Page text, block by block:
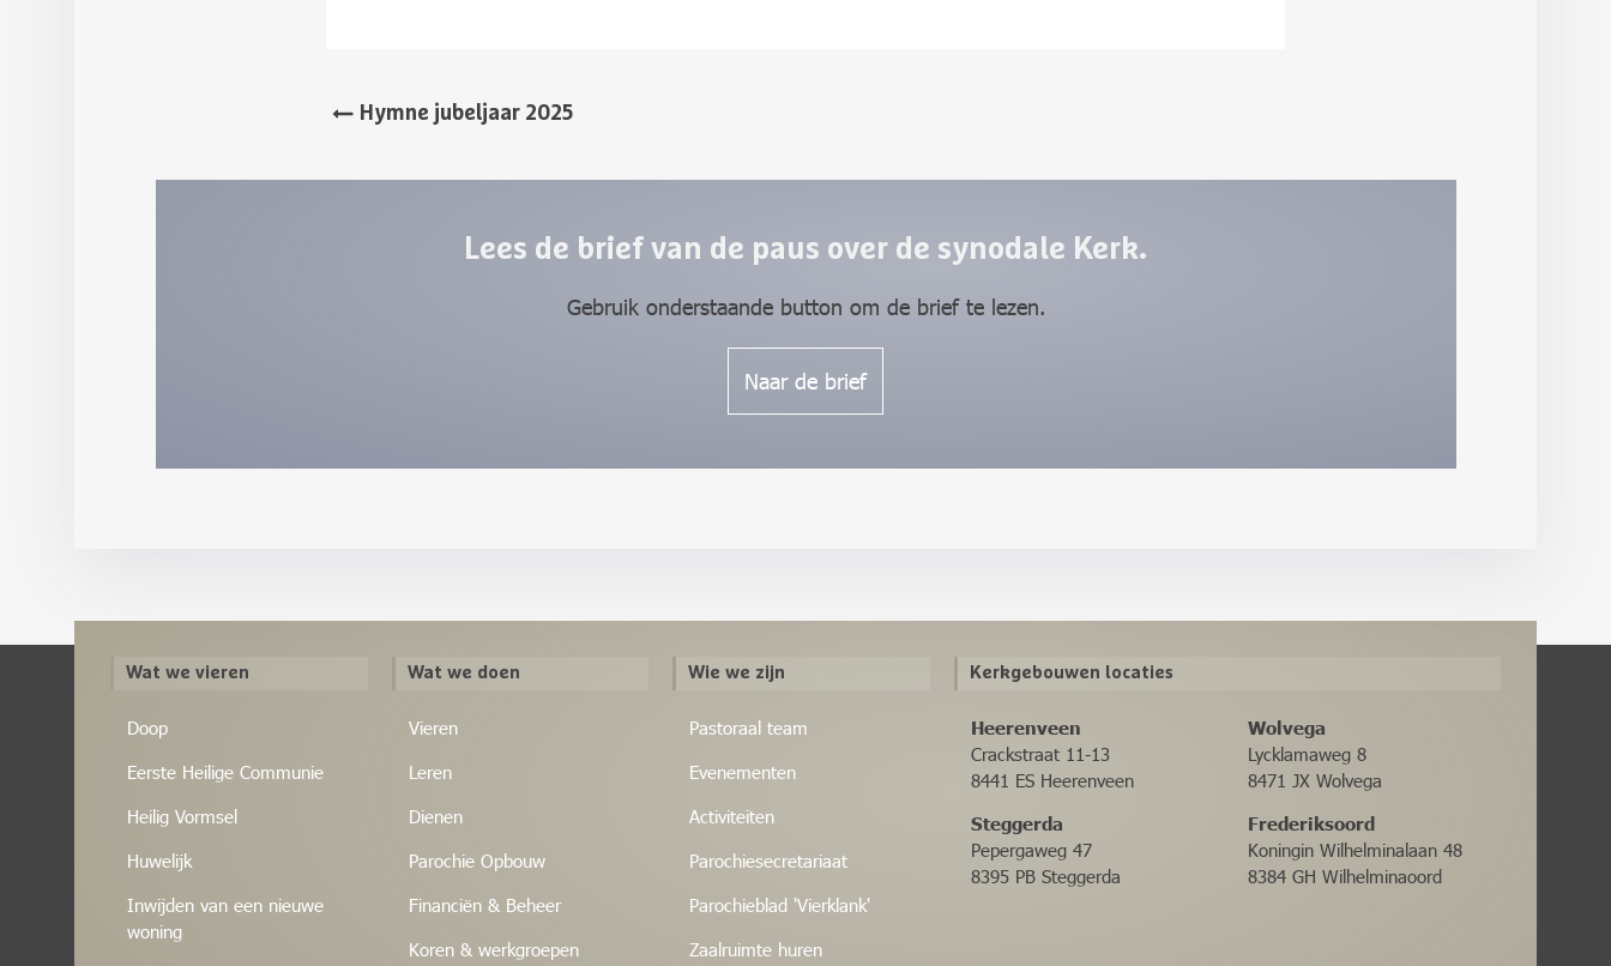
Hymne jubeljaar 2025
Lees de brief van de paus over de synodale Kerk.
Gebruik onderstaande button om de brief te lezen.
Naar de brief
Wat we vieren
Doop
Eerste Heilige Communie
Heilig Vormsel
Huwelijk
Inwijden van een nieuwe
woning
Wat we doen
Vieren
Leren
Dienen
Parochie Opbouw
Financiën & Beheer
Koren & werkgroepen
Wie we zijn
Pastoraal team
Evenementen
Activiteiten
Parochiesecretariaat
Parochieblad 'Vierklank'
Zaalruimte huren
Kerkgebouwen locaties
Heerenveen
Crackstraat 11-13
8441 ES Heerenveen
Steggerda
Pepergaweg 47
8395 PB Steggerda
Wolvega
Lycklamaweg 8
8471 JX Wolvega
Frederiksoord
Koningin Wilhelminalaan 48
8384 GH Wilhelminaoord